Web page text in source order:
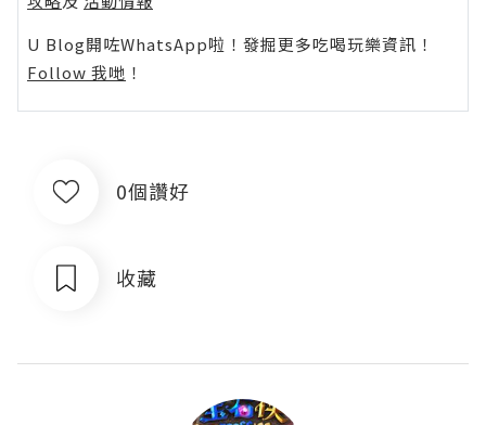
U Blog開咗WhatsApp啦！發掘更多吃喝玩樂資訊！
Follow 我哋 ！
0個讚好
收藏